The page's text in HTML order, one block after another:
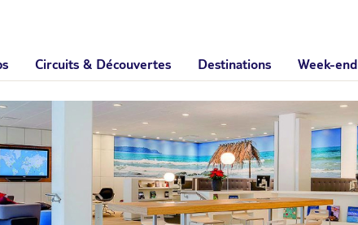
Circuits & Découvertes Destinations Week-end